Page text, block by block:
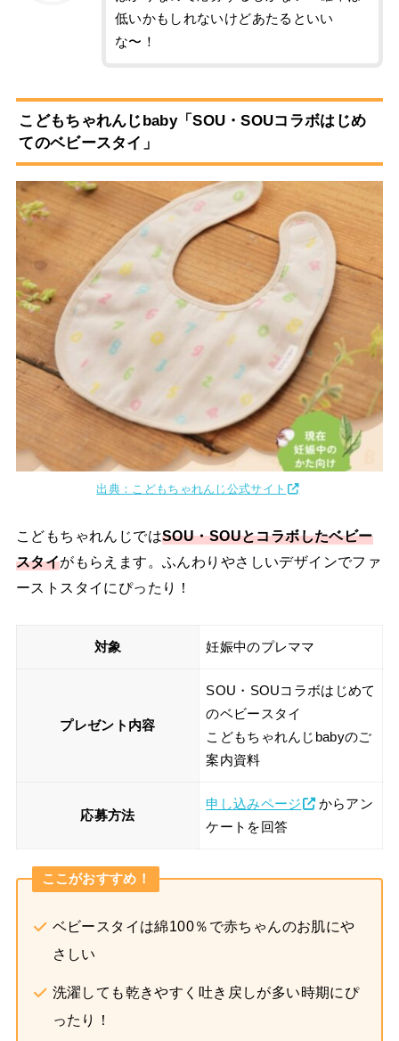
低いかもしれないけどあたるといい
な〜！
こどもちゃれんじbaby「SOU・SOUコラボはじめ
てのベビースタイ」
出典：こどもちゃれんじ公式サイト
こどもちゃれんじではSOU・SOUとコラボしたベビー
スタイがもらえます。ふんわりやさしいデザインでファ
ーストスタイにぴったり！
対象 妊娠中のプレママ
プレゼント内容
SOU・SOUコラボはじめて
のベビースタイ
こどもちゃれんじbabyのご
案内資料
応募方法
申し込みページ
からアン
ケートを回答
ここがおすすめ！
ベビースタイは綿100％で赤ちゃんのお肌にや
さしい
洗濯しても乾きやすく吐き戻しが多い時期にぴ
ったり！